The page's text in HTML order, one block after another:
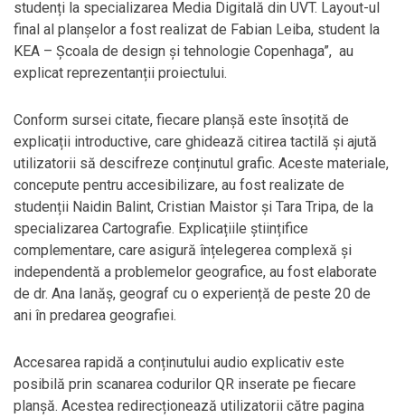
studenți la specializarea Media Digitală din UVT. Layout-ul
final al planșelor a fost realizat de Fabian Leiba, student la
KEA – Școala de design și tehnologie Copenhaga”, au
explicat reprezentanții proiectului.
Conform sursei citate, fiecare planșă este însoțită de
explicații introductive, care ghidează citirea tactilă și ajută
utilizatorii să descifreze conținutul grafic. Aceste materiale,
concepute pentru accesibilizare, au fost realizate de
studenții Naidin Balint, Cristian Maistor și Tara Tripa, de la
specializarea Cartografie. Explicațiile științifice
complementare, care asigură înțelegerea complexă și
independentă a problemelor geografice, au fost elaborate
de dr. Ana Ianăș, geograf cu o experiență de peste 20 de
ani în predarea geografiei.
Accesarea rapidă a conținutului audio explicativ este
posibilă prin scanarea codurilor QR inserate pe fiecare
planșă. Acestea redirecționează utilizatorii către pagina